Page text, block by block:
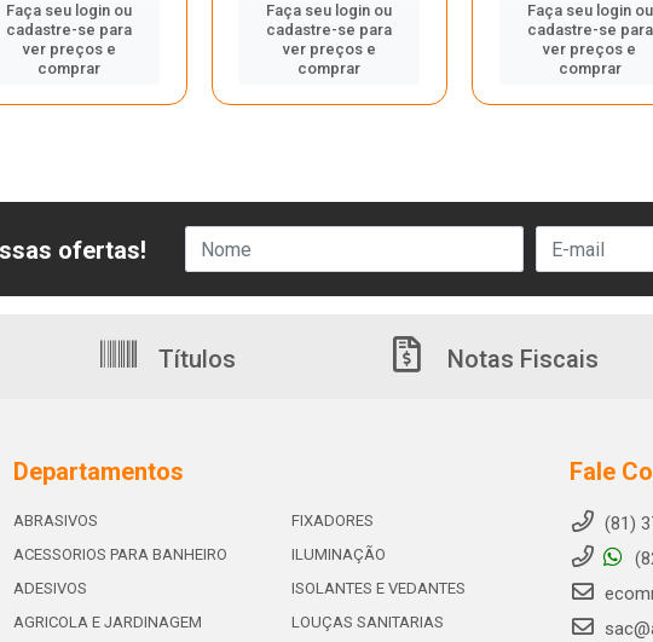
Faça seu login ou
cadastre-se para
ver preços e
comprar
Faça seu login ou
cadastre-se para
ver preços e
comprar
Faça seu login ou
cadastre-se para
ver preços e
comprar
ofertas!
Títulos Notas Fiscais
Departamentos
ABRASIVOS
ACESSORIOS PARA BANHEIRO
ADESIVOS
AGRICOLA E JARDINAGEM
FIXADORES
ILUMINAÇÃO
ISOLANTES E VEDANTES
LOUÇAS SANITARIAS
Fale
(81)